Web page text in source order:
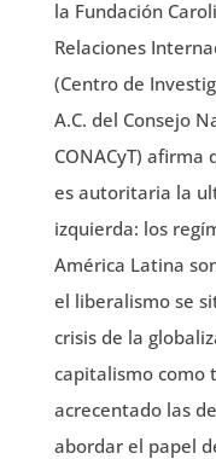
la Fundación
Relaciones
(Centro de
A.C. del Consejo
CONACyT)
es autoritaria la
izquierda: los
América Latina
el liberalismo se
crisis de la
capitalismo como
acrecentado las
abordar el papel